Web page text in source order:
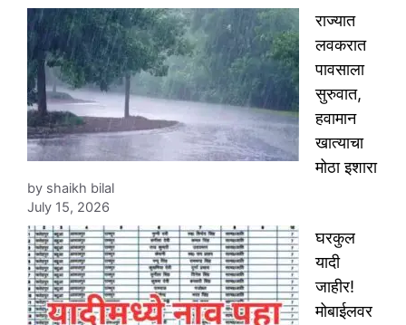
राज्यात
लवकरात
पावसाला
सुरुवात,
हवामान
खात्याचा
मोठा इशारा
by shaikh bilal
July 15, 2026
घरकुल
यादी
जाहीर!
मोबाईलवर